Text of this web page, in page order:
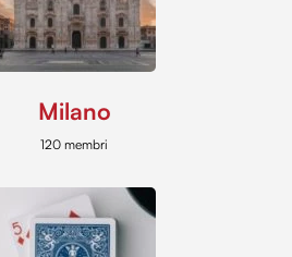
Milano
120 membri